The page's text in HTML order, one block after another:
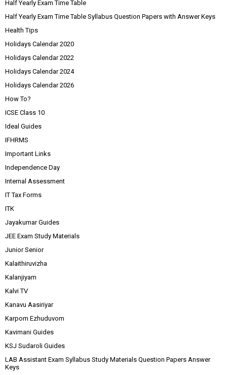
Half Yearly Exam Time Table
Half Yearly Exam Time Table Syllabus Question Papers with Answer Keys
Health Tips
Holidays Calendar 2020
Holidays Calendar 2022
Holidays Calendar 2024
Holidays Calendar 2026
How To?
ICSE Class 10
Ideal Guides
IFHRMS
Important Links
Independence Day
Internal Assessment
IT Tax Forms
ITK
Jayakumar Guides
JEE Exam Study Materials
Junior Senior
Kalaithiruvizha
Kalanjiyam
Kalvi TV
Kanavu Aasiriyar
Karpom Ezhuduvom
Kavimani Guides
KSJ Sudaroli Guides
LAB Assistant Exam Syllabus Study Materials Question Papers Answer
Keys